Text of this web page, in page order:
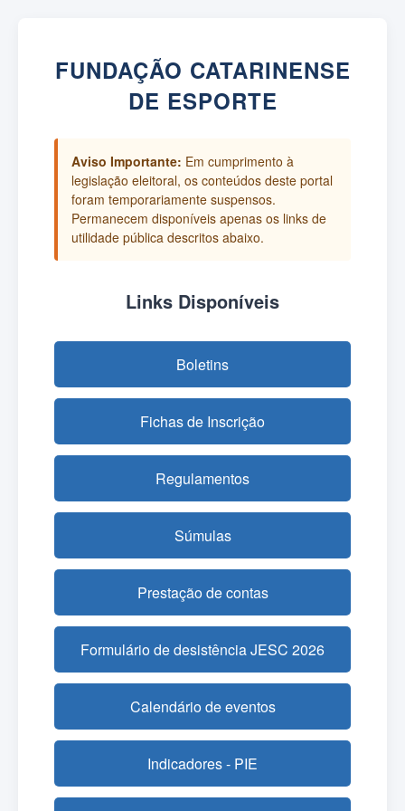
FUNDAÇÃO CATARINENSE
DE ESPORTE
Aviso Importante: Em cumprimento à
legislação eleitoral, os conteúdos deste portal
foram temporariamente suspensos.
Permanecem disponíveis apenas os links de
utilidade pública descritos abaixo.
Links Disponíveis
Boletins
Fichas de Inscrição
Regulamentos
Súmulas
Prestação de contas
Formulário de desistência JESC 2026
Calendário de eventos
Indicadores - PIE